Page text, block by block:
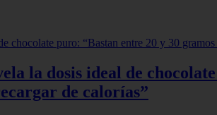
la dosis ideal de
de calorías”